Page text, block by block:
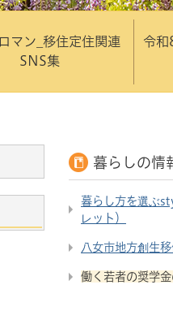
マン_移住定住関連
SNS集
令和
暮らしの情
暮らし方を選ぶ
レット）
八女市地方創生
働く若者の奨学